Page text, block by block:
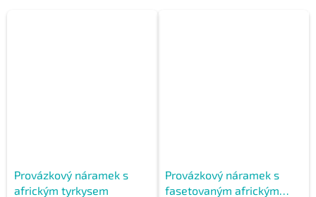
Provázkový náramek s
africkým tyrkysem
Provázkový náramek s
fasetovaným africkým